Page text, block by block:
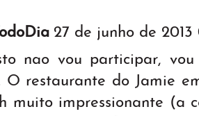
27 de junho de 2013
nao vou participar,
O restaurante do Jamie
muito impressionante (a